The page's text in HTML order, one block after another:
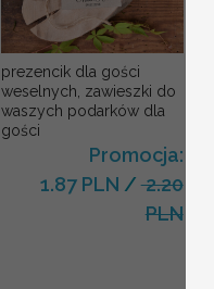
prezencik dla gości
weselnych, zawieszki do
waszych podarków dla
gości
Promocja:
1.87 PLN /2.20
PLN